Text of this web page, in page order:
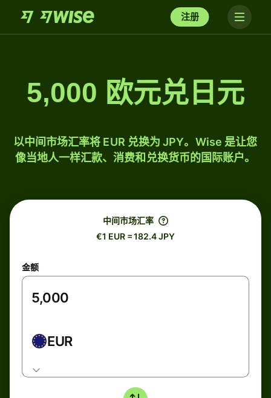
注册
5,000 欧元兑日元
以中间市场汇率将 EUR 兑换为 JPY。Wise 是让您
像当地人一样汇款、消费和兑换货币的国际账户。
中间市场汇率
€1 EUR = 182.4 JPY
金额
EUR